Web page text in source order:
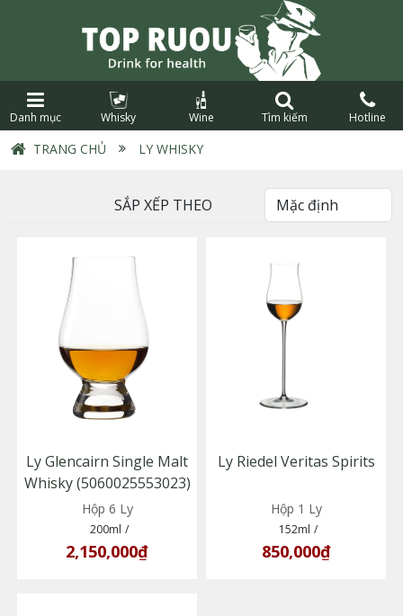
Danh mục Whisky Wine Tìm kiếm Hotline
TRANG CHỦ › LY WHISKY
SẮP XẾP THEO
Ly Glencairn Single Malt
Whisky (5060025553023)
Hộp 6 Ly
200ml /
2,150,000₫
Ly Riedel Veritas Spirits
Hộp 1 Ly
152ml /
850,000₫